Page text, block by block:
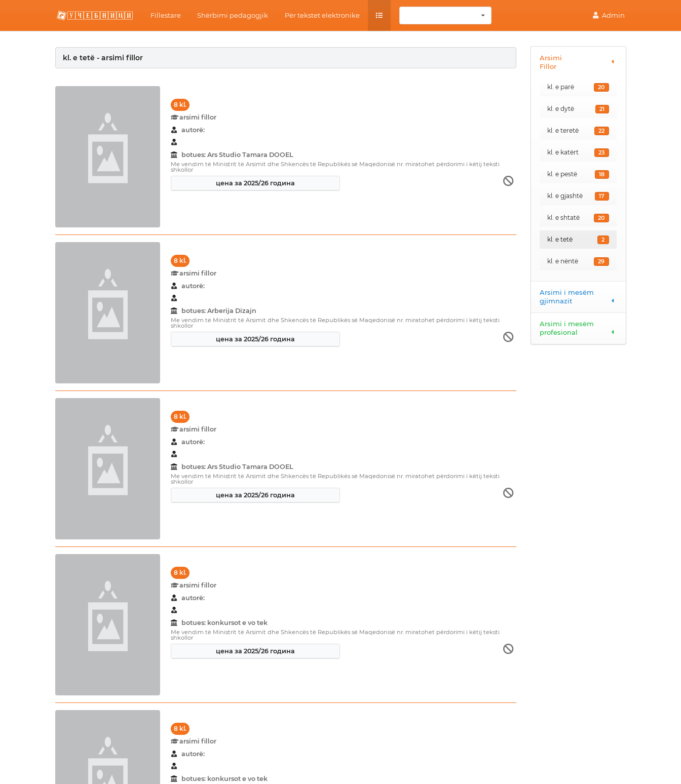
Fillestare Shërbimi pedagogjik Për tekstet elektronike Admin
kl. e tetë - arsimi fillor
8 kl.
arsimi fillor
autorë:
botues: Ars Studio Tamara DOOEL
Me vendim të Ministrit të Arsimit dhe Shkencës të Republikës së Maqedonisë nr. miratohet përdorimi i këtij teksti
shkollor
цена за 2025/26 година
8 kl.
arsimi fillor
autorë:
botues: Arberija Dizajn
Me vendim të Ministrit të Arsimit dhe Shkencës të Republikës së Maqedonisë nr. miratohet përdorimi i këtij teksti
shkollor
цена за 2025/26 година
8 kl.
arsimi fillor
autorë:
botues: Ars Studio Tamara DOOEL
Me vendim të Ministrit të Arsimit dhe Shkencës të Republikës së Maqedonisë nr. miratohet përdorimi i këtij teksti
shkollor
цена за 2025/26 година
8 kl.
arsimi fillor
autorë:
botues: konkursot e vo tek
Me vendim të Ministrit të Arsimit dhe Shkencës të Republikës së Maqedonisë nr. miratohet përdorimi i këtij teksti
shkollor
цена за 2025/26 година
8 kl.
arsimi fillor
autorë:
botues: konkursot e vo tek
Arsimi
Fillor
20
kl. e parë
21
kl. e dytë
22
kl. e teretë
23
kl. e katërt
18
kl. e pestë
17
kl. e gjashtë
20
kl. e shtatë
2
kl. e tetë
29
kl. e nëntë
Arsimi i mesëm
gjimnazit
Arsimi i mesëm
profesional